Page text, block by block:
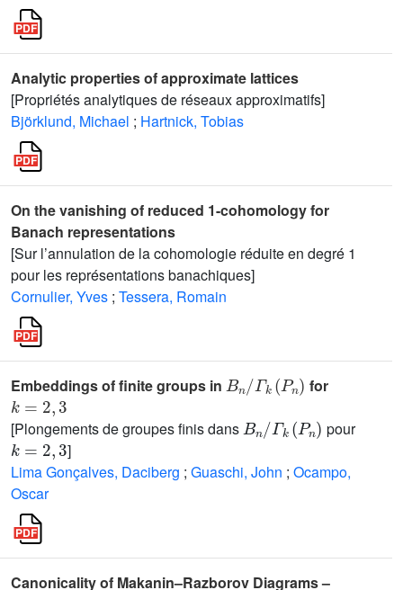
Analytic properties of approximate lattices
[Propriétés analytiques de réseaux approximatifs]
Björklund, Michael ; Hartnick, Tobias
On the vanishing of reduced 1-cohomology for
Banach representations
[Sur l’annulation de la cohomologie réduite en degré 1
pour les représentations banachiques]
Cornulier, Yves ; Tessera, Romain
Embeddings of finite groups in
/P )
for
k=2,3
[Plongements de groupes finis dans
)
pour
k=2,3
]
Lima Gonçalves, Daciberg ; Guaschi, John ; Ocampo,
Oscar
Canonicality of Makanin–Razborov Diagrams –